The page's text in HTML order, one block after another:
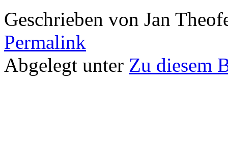
Geschrieben von Jan
Permalink
Abgelegt unter Zu diesem